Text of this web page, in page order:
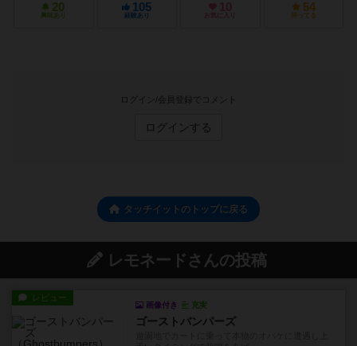
20
興味あり
105
経験あり
10
お気に入り
54
持ってる
ログイン/会員登録でコメント
ログインする
タッチイットのトップに戻る
レモネードさんの投稿
レビュー
画像付き 充実
ゴーストバンパーズ